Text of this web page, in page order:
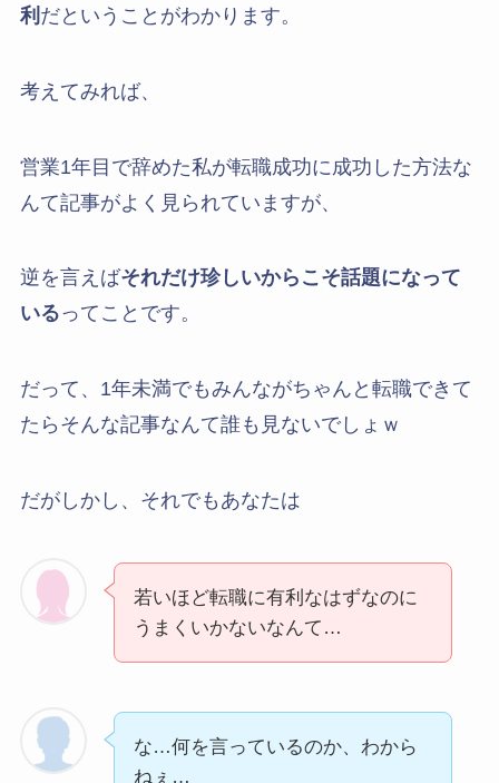
利 だということがわかります。
考えてみれば、
営業1年目で辞めた私が転職成功に成功した方法な
んて記事がよく見られていますが、
逆を言えばそれだけ珍しいからこそ話題になって
いるってことです。
だって、1年未満でもみんながちゃんと転職できて
たらそんな記事なんて誰も見ないでしょｗ
だがしかし、それでもあなたは
若いほど転職に有利なはずなのに
うまくいかないなんて…
な…何を言っているのか、わから
ねぇ…